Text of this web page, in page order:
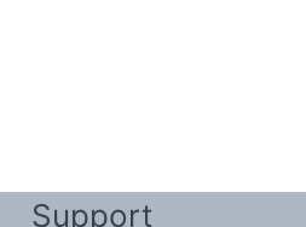
Support